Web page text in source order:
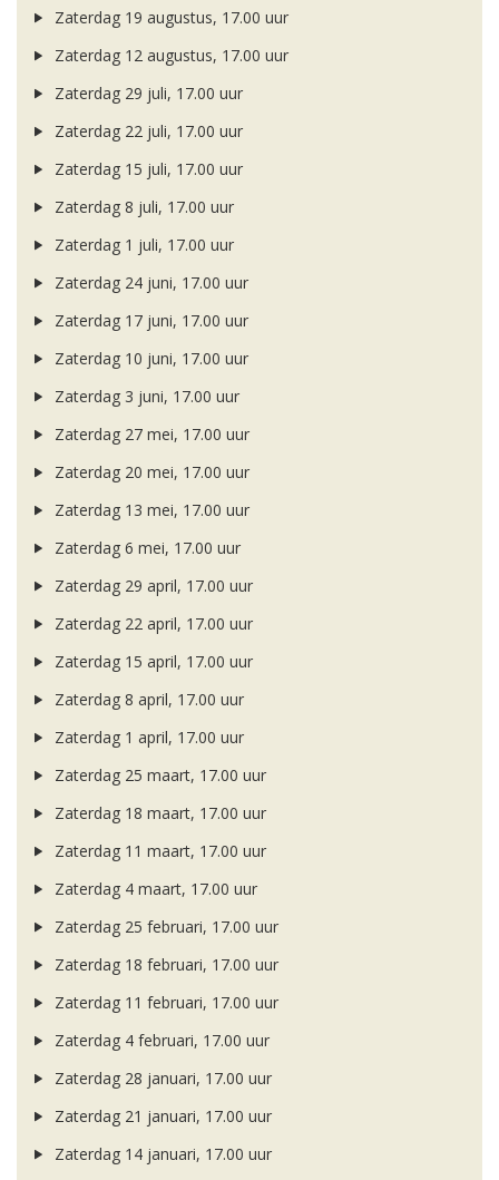
Zaterdag 19 augustus, 17.00 uur
Zaterdag 12 augustus, 17.00 uur
Zaterdag 29 juli, 17.00 uur
Zaterdag 22 juli, 17.00 uur
Zaterdag 15 juli, 17.00 uur
Zaterdag 8 juli, 17.00 uur
Zaterdag 1 juli, 17.00 uur
Zaterdag 24 juni, 17.00 uur
Zaterdag 17 juni, 17.00 uur
Zaterdag 10 juni, 17.00 uur
Zaterdag 3 juni, 17.00 uur
Zaterdag 27 mei, 17.00 uur
Zaterdag 20 mei, 17.00 uur
Zaterdag 13 mei, 17.00 uur
Zaterdag 6 mei, 17.00 uur
Zaterdag 29 april, 17.00 uur
Zaterdag 22 april, 17.00 uur
Zaterdag 15 april, 17.00 uur
Zaterdag 8 april, 17.00 uur
Zaterdag 1 april, 17.00 uur
Zaterdag 25 maart, 17.00 uur
Zaterdag 18 maart, 17.00 uur
Zaterdag 11 maart, 17.00 uur
Zaterdag 4 maart, 17.00 uur
Zaterdag 25 februari, 17.00 uur
Zaterdag 18 februari, 17.00 uur
Zaterdag 11 februari, 17.00 uur
Zaterdag 4 februari, 17.00 uur
Zaterdag 28 januari, 17.00 uur
Zaterdag 21 januari, 17.00 uur
Zaterdag 14 januari, 17.00 uur